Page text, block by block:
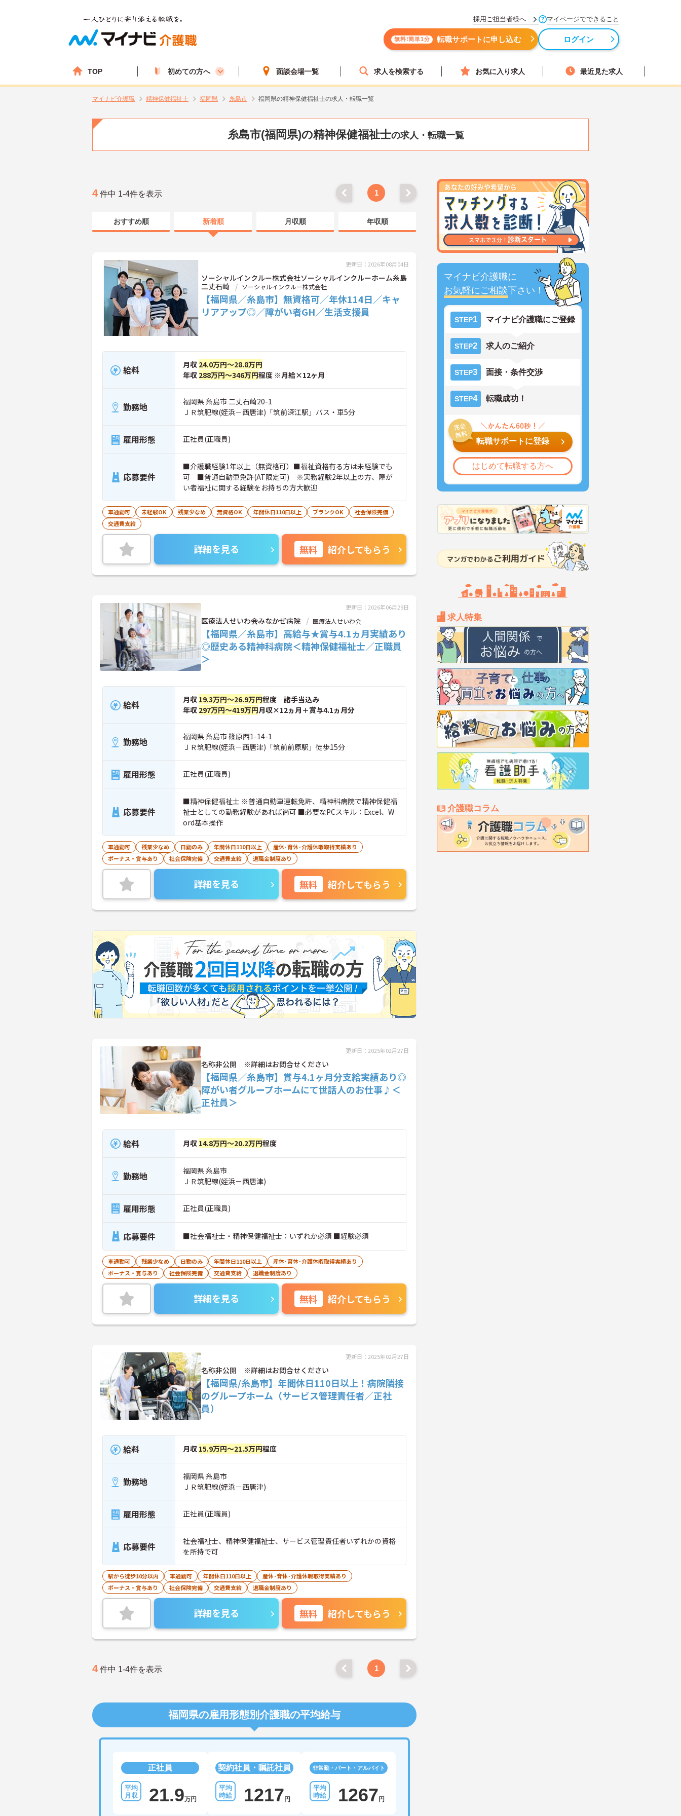
採用ご担当者様へ マイページでできること
無料!簡単1分 転職サポートに申し込む ログイン
TOP 初めての方へ 面談会場一覧 求人を検索する お気に入り求人 最近見た求人
マイナビ介護職 精神保健福祉士 福岡県 糸島市 福岡県の精神保健福祉士の求人・転職一覧
糸島市(福岡県)の精神保健福祉士の求人・転職一覧
マイナビ介護職に
お気軽にご相談下さい！
STEP1 マイナビ介護職にご登録
STEP2 求人のご紹介
STEP3 面接・条件交渉
STEP4 転職成功！
転職サポートに登録
はじめて転職する方へ
求人特集
介護職コラム
4 件中 1-4件を表示 1
おすすめ順 新着順 月収順 年収順
更新日：2026年08月04日
ソーシャルインクルー株式会社ソーシャルインクルーホーム糸島
二丈石崎
ソーシャルインクルー株式会社
【福岡県／糸島市】無資格可／年休114日／キャ
リアアップ◎／障がい者GH／生活支援員
給料 月収 24.0万円～28.8万円
年収 288万円～346万円程度 ※月給×12ヶ月
勤務地
福岡県 糸島市 二丈石崎20-1
ＪＲ筑肥線(姪浜－西唐津)「筑前深江駅」バス・車5分
雇用形態 正社員(正職員)
応募要件
■介護職経験1年以上（無資格可）■福祉資格有る方は未経験でも
可 ■普通自動車免許(AT限定可) ※実務経験2年以上の方、障が
い者福祉に関する経験をお持ちの方大歓迎
車通勤可 未経験OK 残業少なめ 無資格OK 年間休日110日以上 ブランクOK
社会保険完備
交通費支給
詳細を見る 無料 紹介してもらう
更新日：2026年06月29日
医療法人せいわ会みなかぜ病院 医療法人せいわ会
【福岡県／糸島市】高給与★賞与4.1ヵ月実績あり
◎歴史ある精神科病院＜精神保健福祉士／正職員
＞
給料 月収 19.3万円～26.9万円程度 諸手当込み
年収 297万円～419万円月収×12ヵ月＋賞与4.1ヵ月分
勤務地
福岡県 糸島市 篠原西1-14-1
ＪＲ筑肥線(姪浜－西唐津)「筑前前原駅」徒歩15分
雇用形態 正社員(正職員)
応募要件
■精神保健福祉士 ※普通自動車運転免許、精神科病院で精神保健福
祉士としての勤務経験があれば尚可 ■必要なPCスキル：Excel、W
ord基本操作
車通勤可 残業少なめ 日勤のみ 年間休日110日以上
産休･育休･介護休暇取得実績あり
ボーナス・賞与あり
社会保険完備 交通費支給 退職金制度あり
詳細を見る 無料 紹介してもらう
更新日：2025年02月27日
名称非公開 ※詳細はお問合せください
【福岡県／糸島市】賞与4.1ヶ月分支給実績あり◎
障がい者グループホームにて世話人のお仕事♪＜
正社員＞
給料 月収 14.8万円～20.2万円程度
勤務地
福岡県 糸島市
ＪＲ筑肥線(姪浜－西唐津)
雇用形態 正社員(正職員)
応募要件 ■社会福祉士・精神保健福祉士：いずれか必須 ■経験必須
車通勤可 残業少なめ 日勤のみ 年間休日110日以上
産休･育休･介護休暇取得実績あり
ボーナス・賞与あり
社会保険完備 交通費支給 退職金制度あり
詳細を見る 無料 紹介してもらう
更新日：2025年02月27日
名称非公開 ※詳細はお問合せください
【福岡県/糸島市】年間休日110日以上！病院隣接
のグループホーム（サービス管理責任者／正社
員）
給料 月収 15.9万円～21.5万円程度
勤務地
福岡県 糸島市
ＪＲ筑肥線(姪浜－西唐津)
雇用形態 正社員(正職員)
応募要件
社会福祉士、精神保健福祉士、サービス管理責任者いずれかの資格
を所持で可
駅から徒歩10分以内 車通勤可 年間休日110日以上
産休･育休･介護休暇取得実績あり
ボーナス・賞与あり
社会保険完備 交通費支給 退職金制度あり
詳細を見る 無料 紹介してもらう
4 件中 1-4件を表示 1
福岡県の雇用形態別介護職の平均給与
正社員
21.9万円
契約社員・嘱託社員
1217 円
非常勤・パート・アルバイト
1267 円